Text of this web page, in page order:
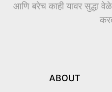
आणि बरेच काही यावर सुद्धा
ABOUT